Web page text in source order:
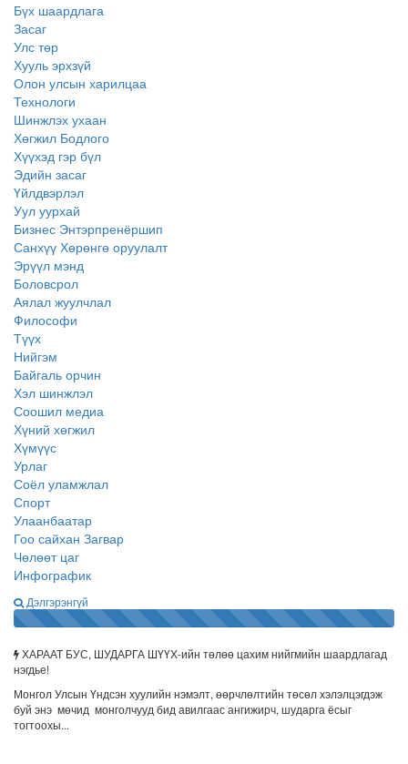
Бүх шаардлага
Засаг
Улс төр
Хууль эрхзүй
Олон улсын харилцаа
Технологи
Шинжлэх ухаан
Хөгжил Бодлого
Хүүхэд гэр бүл
Эдийн засаг
Үйлдвэрлэл
Уул уурхай
Бизнес Энтэрпренёршип
Санхүү Хөрөнгө оруулалт
Эрүүл мэнд
Боловсрол
Аялал жуулчлал
Философи
Түүх
Нийгэм
Байгаль орчин
Хэл шинжлэл
Соошил медиа
Хүний хөгжил
Хүмүүс
Урлаг
Соёл уламжлал
Спорт
Улаанбаатар
Гоо сайхан Загвар
Чөлөөт цаг
Инфографик
Дэлгэрэнгүй
ХАРААТ БУС, ШУДАРГА ШҮҮХ-ийн төлөө цахим нийгмийн шаардлагад
нэгдье!
Монгол Улсын Үндсэн хуулийн нэмэлт, өөрчлөлтийн төсөл хэлэлцэгдэж
буй энэ мөчид монголчууд бид авилгаас ангижирч, шударга ёсыг
тогтоохы...